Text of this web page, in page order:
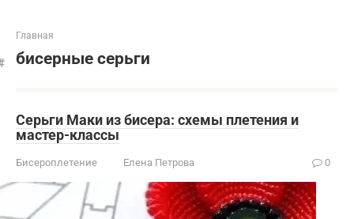
Главная
бисерные серьги
Серьги Маки из бисера: схемы плетения и
мастер-классы
Бисероплетение Елена Петрова 0